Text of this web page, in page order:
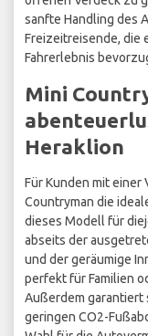
sanfte Handling des
Freizeitreisende, die
Fahrerlebnis
Mini
Heraklion
Für Kunden mit
Countryman die
dieses Modell für
abseits der
und der geräumige
perfekt für Familien
Außerdem
geringen CO2-